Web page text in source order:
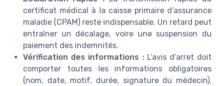
certificat médical à la caisse primaire d’assurance
maladie (CPAM) reste indispensable. Un retard peut
entraîner un décalage, voire une suspension du
paiement des indemnités.
Vérification des informations :L’avis d’arret doit
comporter toutes les informations obligatoires
(nom, date, motif, durée, signature du médecin).